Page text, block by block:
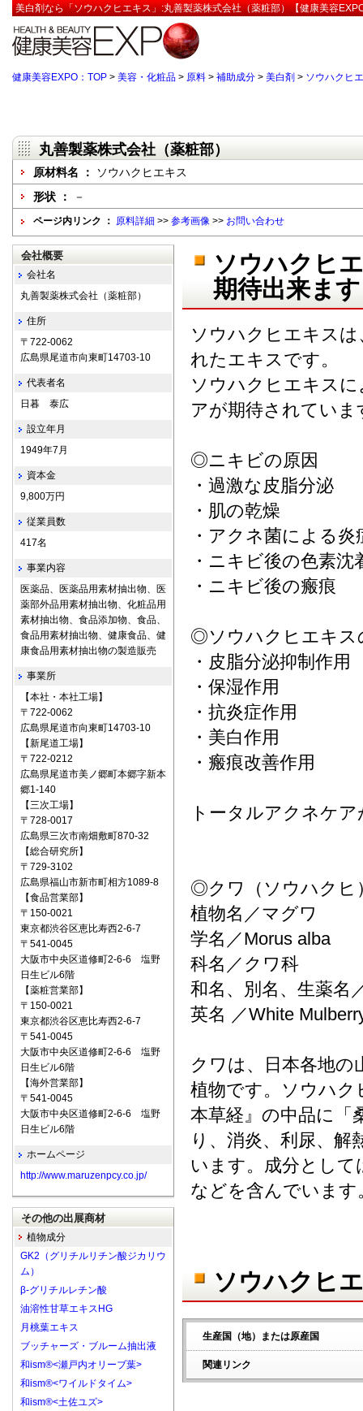
美白剤なら「ソウハクヒエキス」:丸善製薬株式会社（薬粧部）【健康美容
健康美容EXPO：TOP > 美容・化粧品 > 原料 > 補助成分 > 美白剤 > ソウハクヒ
丸善製薬株式会社（薬粧部）
原材料名 ：
ソウハクヒエキス
形状 ：
－
ページ内リンク ： 原料詳細 >> 参考画像 >> お問い合わせ
ソウハクヒ
期待出来ま
ソウハクヒエキス
れたエキスです。
ソウハクヒエキス
アが期待されていま
◎ニキビの原因
・過激な皮脂分泌
・肌の乾燥
・アクネ菌による炎
・ニキビ後の色素沈
・ニキビ後の瘢痕
◎ソウハクヒエキス
・皮脂分泌抑制作用
・保湿作用
・抗炎症作用
・美白作用
・瘢痕改善作用
トータルアクネケ
◎クワ（ソウハクヒ
植物名／マグワ
学名／Morus alba
科名／クワ科
和名、別名、生薬名
英名 ／White
クワは、日本各地
植物です。ソウハク
本草経』の中品に「
り、消炎、利尿、解
います。成分とし
などを含んでいます
ソウハクヒ
生産国（地）または原産国
関連リンク
会社概要
会社名
丸善製薬株式会社（薬粧部）
住所
〒722-0062
広島県尾道市向東町14703-10
代表者名
日暮 泰広
設立年月
1949年7月
資本金
9,800万円
従業員数
417名
事業内容
医薬品、医薬品用素材抽出物、医
薬部外品用素材抽出物、化粧品用
素材抽出物、食品添加物、食品、
食品用素材抽出物、健康食品、健
康食品用素材抽出物の製造販売
事業所
【本社・本社工場】
〒722‐0062
広島県尾道市向東町14703-10
【新尾道工場】
〒722‐0212
広島県尾道市美ノ郷町本郷字新本
郷1-140
【三次工場】
〒728-0017
広島県三次市南畑敷町870-32
【総合研究所】
〒729-3102
広島県福山市新市町相方1089-8
【食品営業部】
〒150‐0021
東京都渋谷区恵比寿西2-6-7
〒541‐0045
大阪市中央区道修町2-6-6 塩野
日生ビル6階
【薬粧営業部】
〒150‐0021
東京都渋谷区恵比寿西2-6-7
〒541‐0045
大阪市中央区道修町2-6-6 塩野
日生ビル6階
【海外営業部】
〒541-0045
大阪市中央区道修町2-6-6 塩野
日生ビル6階
ホームページ
http://www.maruzenpcy.co.jp/
その他の出展商材
植物成分
GK2（グリチルリチン酸ジカリウ
ム）
β-グリチルレチン酸
油溶性甘草エキスHG
月桃葉エキス
ブッチャーズ・ブルーム抽出液
和ism®<瀬戸内オリーブ葉>
和ism®<ワイルドタイム>
和ism®<土佐ユズ>